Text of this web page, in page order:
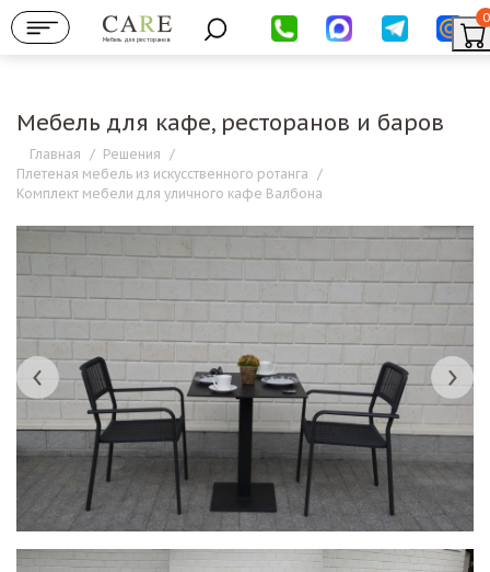
Мебель для ресторанов
0
Мебель для кафе, ресторанов и баров
Главная / Решения /
Плетеная мебель из искусственного ротанга /
Комплект мебели для уличного кафе Валбона